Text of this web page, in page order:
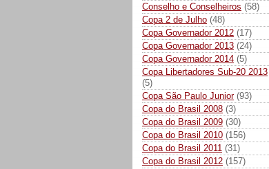
Conselho e Conselheiros (58)
Copa 2 de Julho (48)
Copa Governador 2012 (17)
Copa Governador 2013 (24)
Copa Governador 2014 (5)
Copa Libertadores Sub-20 2013
(5)
Copa São Paulo Junior (93)
Copa do Brasil 2008 (3)
Copa do Brasil 2009 (30)
Copa do Brasil 2010 (156)
Copa do Brasil 2011 (31)
Copa do Brasil 2012 (157)